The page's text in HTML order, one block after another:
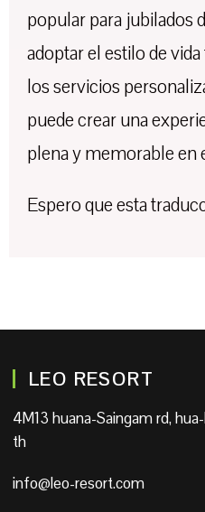
popular para jubilados
adoptar el estilo de
los servicios
puede crear una
plena y memorable en
Espero que esta
LEO RESORT
4M13 huana-Saingam rd,
th
info@leo-resort.com